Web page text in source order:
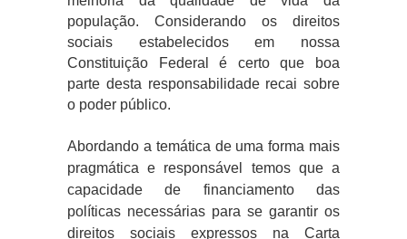
população. Considerando os direitos
sociais estabelecidos em nossa
Constituição Federal é certo que boa
parte desta responsabilidade recai sobre
o poder público.
Abordando a temática de uma forma mais
pragmática e responsável temos que a
capacidade de financiamento das
políticas necessárias para se garantir os
direitos sociais expressos na Carta